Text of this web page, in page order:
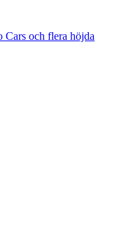
Cars och flera höjda